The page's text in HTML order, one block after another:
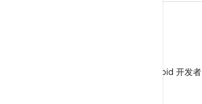
在微信中关注 Android 开发者